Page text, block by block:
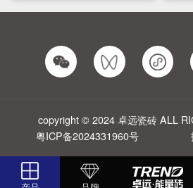
copyright © 2024 卓远瓷砖 ALL
粤ICP备2024331960号